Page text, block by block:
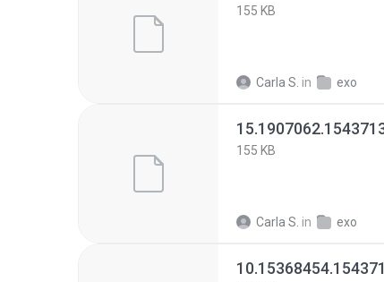
155 KB
Carla S. in exo
155 KB
Carla S. in exo